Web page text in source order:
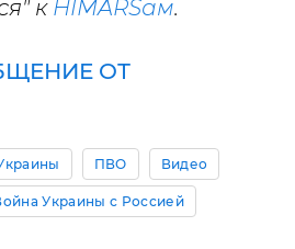
к HIMARSам.
ОТ
ПВО Видео
Украины с Россией